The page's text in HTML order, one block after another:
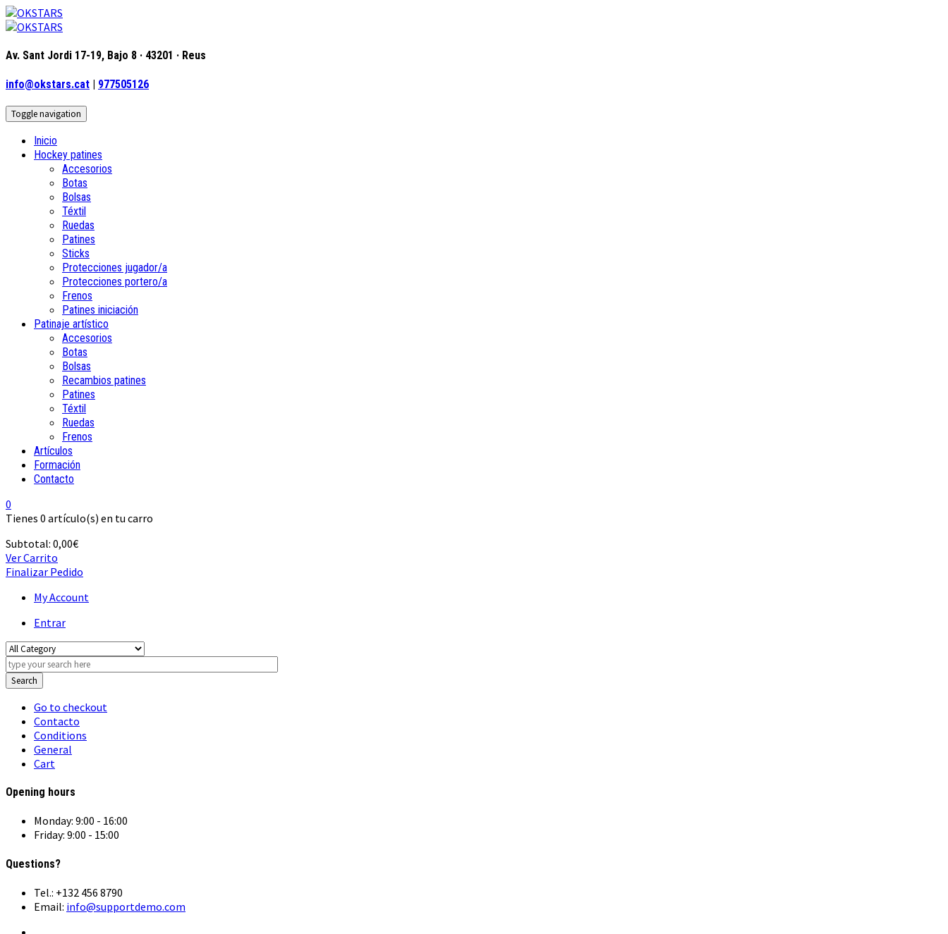
Av. Sant Jordi 17-19, Bajo 8 · 43201 · Reus
info@okstars.cat | 977505126
Toggle navigation
Inicio
Hockey patines
Accesorios
Botas
Bolsas
Téxtil
Ruedas
Patines
Sticks
Protecciones jugador/a
Protecciones portero/a
Frenos
Patines iniciación
Patinaje artístico
Accesorios
Botas
Bolsas
Recambios patines
Patines
Téxtil
Ruedas
Frenos
Artículos
Formación
Contacto
0
Tienes 0 artículo(s) en tu carro
Subtotal: 0,00€
Ver Carrito
Finalizar Pedido
My Account
Entrar
Search
Go to checkout
Contacto
Conditions
General
Cart
Opening hours
Monday: 9:00 - 16:00
Friday: 9:00 - 15:00
Questions?
Tel.: +132 456 8790
Email: info@supportdemo.com